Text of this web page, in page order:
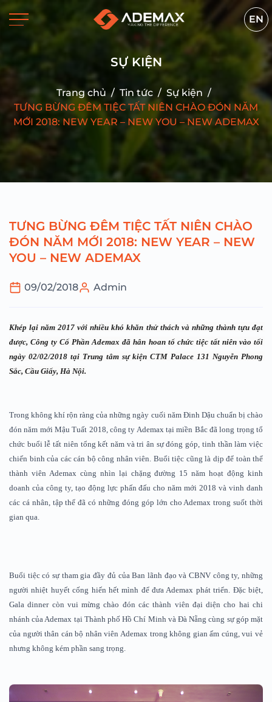
EN
SỰ KIỆN
Trang chủ / Tin tức / Sự kiện /
TƯNG BỪNG ĐÊM TIỆC TẤT NIÊN CHÀO ĐÓN NĂM
MỚI 2018: NEW YEAR – NEW YOU – NEW ADEMAX
TƯNG BỪNG ĐÊM TIỆC TẤT NIÊN CHÀO
ĐÓN NĂM MỚI 2018: NEW YEAR – NEW
YOU – NEW ADEMAX
09/02/2018 Admin
Khép lại năm 2017 với nhiều khó khăn thử thách và những thành tựu đạt
được, Công ty Cổ Phần Ademax đã hân hoan tổ chức tiệc tất niên vào tối
ngày 02/02/2018 tại Trung tâm sự kiện CTM Palace 131 Nguyễn Phong
Sắc, Cầu Giấy, Hà Nội.
Trong không khí rộn ràng của những ngày cuối năm Đinh Dậu chuẩn bị chào
đón năm mới Mậu Tuất 2018, công ty Ademax tại miền Bắc đã long trọng tổ
chức buổi lễ tất niên tổng kết năm và tri ân sự đóng góp, tinh thần làm việc
chiến binh của các cán bộ công nhân viên. Buổi tiệc cũng là dịp để toàn thể
thành viên Ademax cùng nhìn lại chặng đường 15 năm hoạt động kinh
doanh của công ty, tạo động lực phấn đấu cho năm mới 2018 và vinh danh
các cá nhân, tập thể đã có những đóng góp lớn cho Ademax trong suốt thời
gian qua.
Buổi tiệc có sự tham gia đầy đủ của Ban lãnh đạo và CBNV công ty, những
người nhiệt huyết cống hiến hết mình để đưa Ademax phát triển. Đặc biệt,
Gala dinner còn vui mừng chào đón các thành viên đại diện cho hai chi
nhánh của Ademax tại Thành phố Hồ Chí Minh và Đà Nẵng cùng sự góp mặt
của người thân cán bộ nhân viên Ademax trong không gian ấm cúng, vui vẻ
nhưng không kém phần sang trọng.